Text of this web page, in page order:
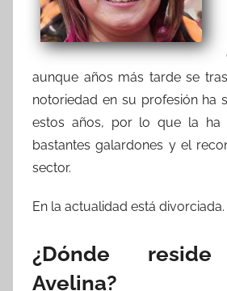
aunque años más tarde se
notoriedad en su profesión ha
estos años, por lo que la ha
bastantes galardones y el
sector.
En la actualidad está divorciada.
¿Dónde reside
Avelina?